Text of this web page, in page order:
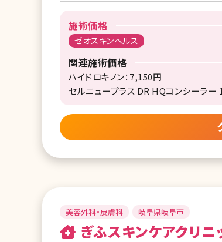
施術価格
ゼオスキンヘルス
関連施術価格
ハイドロキノン：7,150円
セルニュープラス DR HQコンシーラー
美容外科・皮膚科 岐阜県岐阜市
ぎふスキンケアクリニ